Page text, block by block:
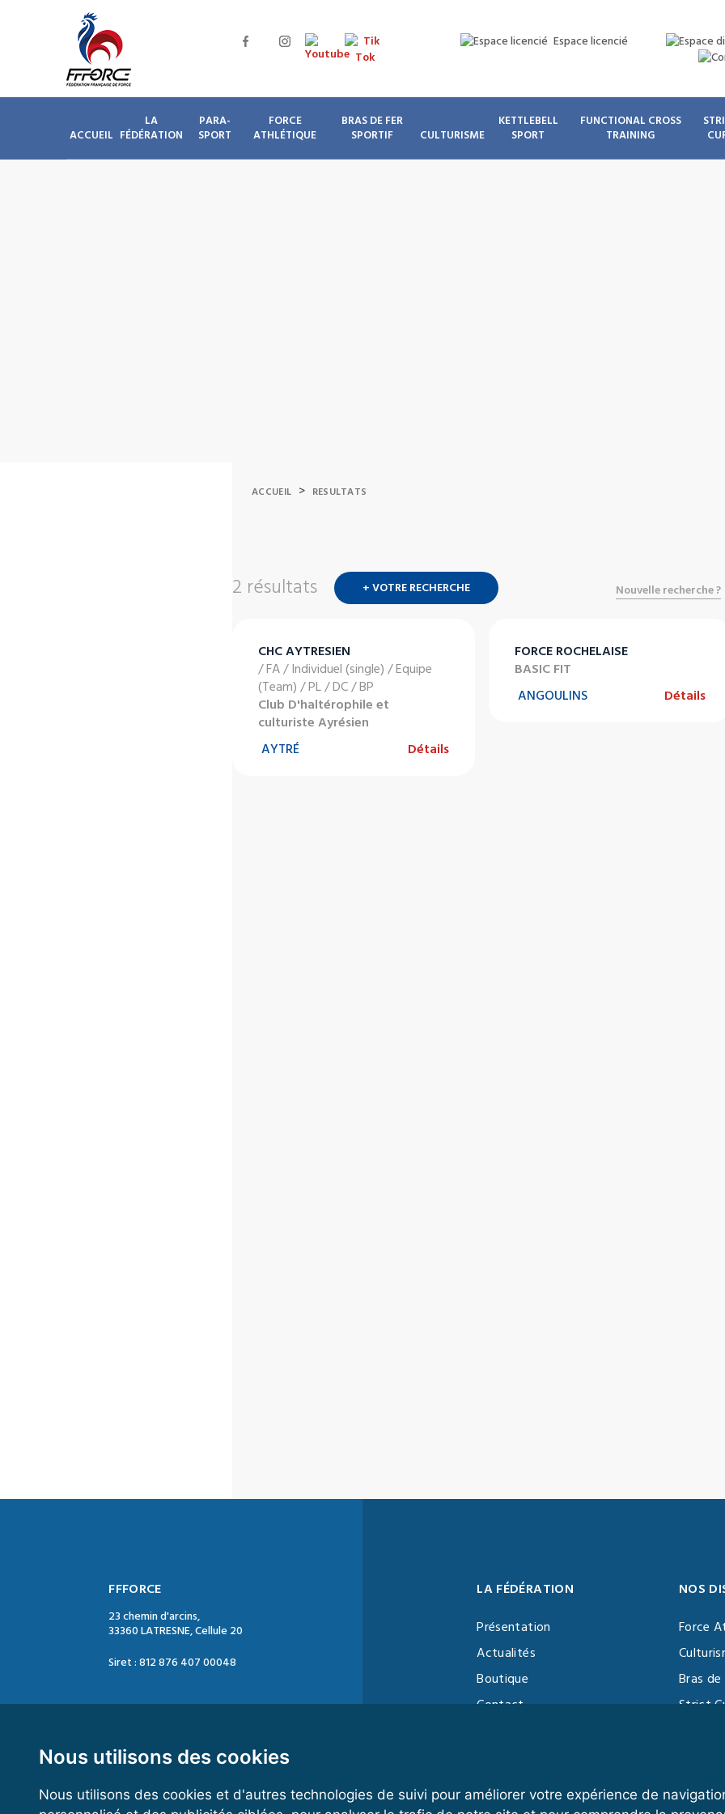
Nous utilisons des cookies
Nous utilisons des cookies et d'autres technologies de suivi pour améliorer votre expérience de
Espace licencié
ACCUEIL
LA
FÉDÉRATION
PARA-
SPORT
FORCE
ATHLÉTIQUE
BRAS DE FER
SPORTIF
CULTURISME
KETTLEBELL
SPORT
FUNCTIONAL CROSS
TRAINING
ACCUEIL > RESULTATS
2 résultats + VOTRE RECHERCHE Nouvelle recherche ?
CHC AYTRESIEN
/ FA / Individuel (single) / Equipe
(Team) / PL / DC / BP
Club D'haltérophile et
culturiste Ayrésien
AYTRÉ
Détails
FORCE ROCHELAISE
BASIC FIT
ANGOULINS
Détails
FFFORCE
23 chemin d'arcins,
33360 LATRESNE, Cellule 20
Siret : 812 876 407 00048
Mail : contact@ffforce.fr
Horaires d’ouverture :
LA FÉDÉRATION
Présentation
Actualités
Boutique
Contact
NOS
Force
Bras
Strict